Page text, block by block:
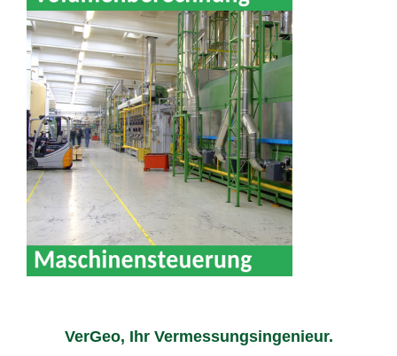
VerGeo, Ihr Vermessungsingenieur.